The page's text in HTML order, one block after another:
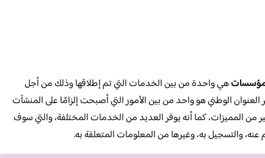
هي واحدة من بين الخدمات التي تم إطلاقها وذلك من أجل
الوطني هو واحد من بين الأمور التي أصبحت إلزامًا على المنشآت
من المميزات، كما أنه يوفر العديد من الخدمات المختلفة، والتي سوف
والتسجيل به، وغيرها من المعلومات المتعلقة به.